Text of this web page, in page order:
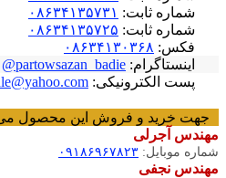
شماره ثابت: ۰۸۶۳۴۱۳۵۷۳۱
شماره ثابت: ۰۸۶۳۴۱۳۵۷۲۵
فکس: ۰۸۶۳۴۱۳۰۳۶۸
اینستاگرام: partowsazan_badie@
پست الکترونیکی:
جهت خرید و فروش این محصول می
مهندس آجرلی
شماره موبایل: ۰۹۱۸۶۹۶۷۸۲۳
مهندس نجفی